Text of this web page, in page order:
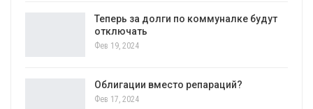
Теперь за долги по коммуналке будут
отключать
Фев 19, 2024
Облигации вместо репараций?
Фев 17, 2024